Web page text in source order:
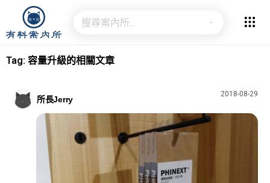
Tag: 容量升級的相關文章
所長Jerry
2018-08-29